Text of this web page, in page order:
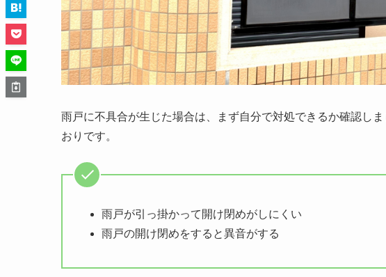
雨戸に不具合が生じた場合は、まず自分で対処できるか確認し
おりです。
雨戸が引っ掛かって開け閉めがしにくい
雨戸の開け閉めをすると異音がする